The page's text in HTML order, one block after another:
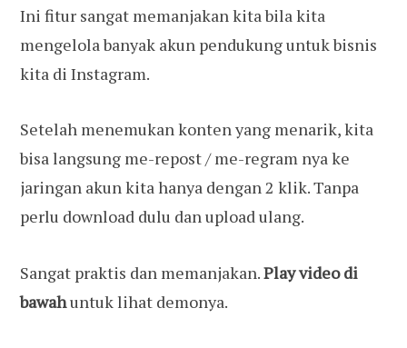
Ini fitur sangat memanjakan kita bila kita
mengelola banyak akun pendukung untuk bisnis
kita di Instagram.
Setelah menemukan konten yang menarik, kita
bisa langsung me-repost / me-regram nya ke
jaringan akun kita hanya dengan 2 klik. Tanpa
perlu download dulu dan upload ulang.
Sangat praktis dan memanjakan.Play video di
bawahuntuk lihat demonya.